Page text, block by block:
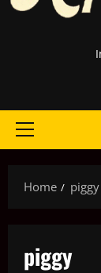
Primary
Home piggy
piggy